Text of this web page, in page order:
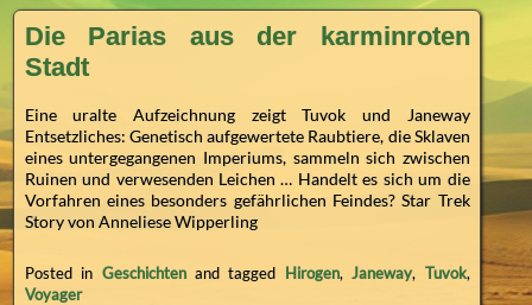
Die Parias aus der karminroten
Stadt
Eine uralte Aufzeichnung zeigt Tuvok und Janeway
Entsetzliches: Genetisch aufgewertete Raubtiere, die Sklaven
eines untergegangenen Imperiums, sammeln sich zwischen
Ruinen und verwesenden Leichen … Handelt es sich um die
Vorfahren eines besonders gefährlichen Feindes? Star Trek
Story von Anneliese Wipperling
Posted in Geschichtenand tagged Hirogen,Janeway, Tuvok,
Voyager